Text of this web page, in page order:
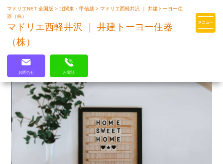
マドリエはLIXILの厳しい基準を
マドリエNET 全国版>北関東・甲信越>マドリエ西軽井沢 ｜ 井建トーヨー住
器（株）
マドリエ西軽井沢 ｜ 井建トーヨー住器
（株）
お問合せ お電話